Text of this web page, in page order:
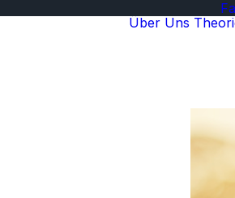
Über Uns